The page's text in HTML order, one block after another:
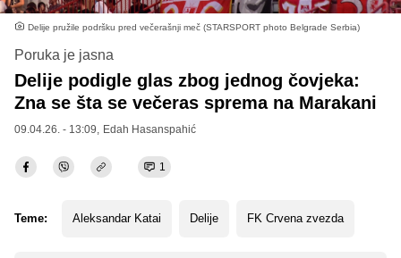
Delije pružile podršku pred večerašnji meč (STARSPORT photo Belgrade Serbia)
Poruka je jasna
Delije podigle glas zbog jednog čovjeka:
Zna se šta se večeras sprema na Marakani
09.04.26. - 13:09, Edah Hasanspahić
1
Teme: Aleksandar Katai Delije FK Crvena zvezda